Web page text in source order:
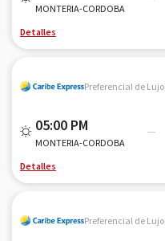
MONTERIA-CORDOBA
Detalles
Preferencial de Lujo
05:00 PM
MONTERIA-CORDOBA
Detalles
Preferencial de Lujo